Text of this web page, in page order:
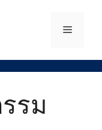
Menu
รม